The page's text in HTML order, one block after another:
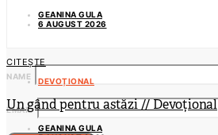
GEANINA GULA
6 AUGUST 2026
CITEȘTE
DEVOȚIONAL
Un gând pentru astăzi // Devoțional
GEANINA GULA
NAME
EMAIL